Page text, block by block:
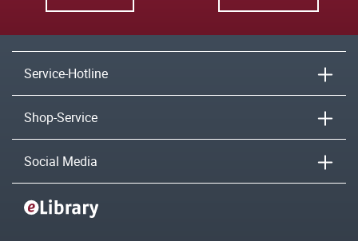
Service-Hotline
Shop-Service
Social Media